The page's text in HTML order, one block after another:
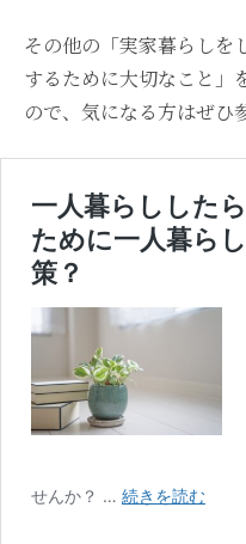
その他の「実家暮らしを
するために大切なこと」
ので、気になる方はぜひ